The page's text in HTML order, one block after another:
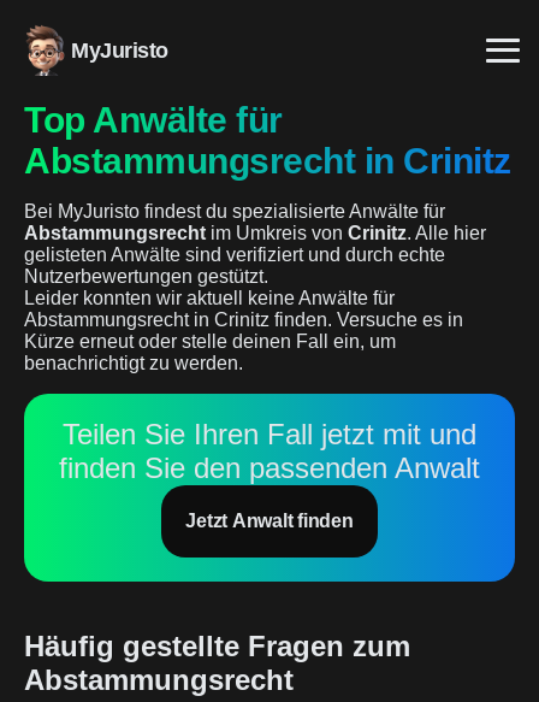
MyJuristo
Top Anwälte für
Abstammungsrecht in Crinitz
Bei MyJuristo findest du spezialisierte Anwälte für
Abstammungsrecht im Umkreis von Crinitz. Alle hier
gelisteten Anwälte sind verifiziert und durch echte
Nutzerbewertungen gestützt.
Leider konnten wir aktuell keine Anwälte für
Abstammungsrecht in Crinitz finden. Versuche es in
Kürze erneut oder stelle deinen Fall ein, um
benachrichtigt zu werden.
Teilen Sie Ihren Fall jetzt mit und
finden Sie den passenden Anwalt
Jetzt Anwalt finden
Häufig gestellte Fragen zum
Abstammungsrecht